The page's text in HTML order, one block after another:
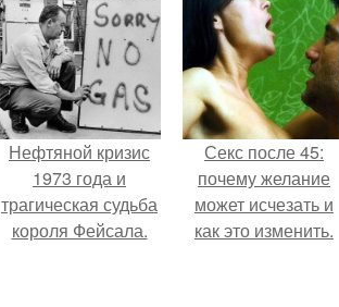
Нефтяной кризис
1973 года и
трагическая судьба
короля Фейсала.
Секс после 45:
почему желание
может исчезать и
как это изменить.